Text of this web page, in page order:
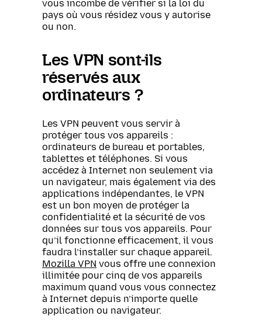
vous incombe de vérifier si la loi du
pays où vous résidez vous y autorise
ou non.
Les VPN sont-ils
réservés aux
ordinateurs ?
Les VPN peuvent vous servir à
protéger tous vos appareils :
ordinateurs de bureau et portables,
tablettes et téléphones. Si vous
accédez à Internet non seulement via
un navigateur, mais également via des
applications indépendantes, le VPN
est un bon moyen de protéger la
confidentialité et la sécurité de vos
données sur tous vos appareils. Pour
qu’il fonctionne efficacement, il vous
faudra l’installer sur chaque appareil.
Mozilla VPN vous offre une connexion
illimitée pour cinq de vos appareils
maximum quand vous vous connectez
à Internet depuis n’importe quelle
application ou navigateur.